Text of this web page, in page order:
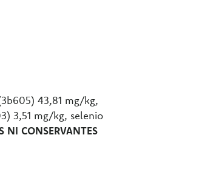
43,81 mg/kg,
3,51 mg/kg, selenio
NI CONSERVANTES